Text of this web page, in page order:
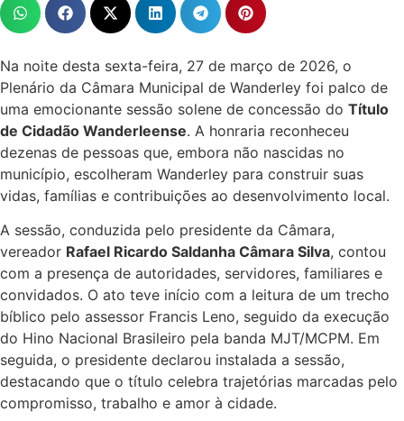
Na noite desta sexta-feira, 27 de março de 2026, o
Plenário da Câmara Municipal de Wanderley foi palco de
uma emocionante sessão solene de concessão do Título
de Cidadão Wanderleense. A honraria reconheceu
dezenas de pessoas que, embora não nascidas no
município, escolheram Wanderley para construir suas
vidas, famílias e contribuições ao desenvolvimento local.
A sessão, conduzida pelo presidente da Câmara,
vereador Rafael Ricardo Saldanha Câmara Silva, contou
com a presença de autoridades, servidores, familiares e
convidados. O ato teve início com a leitura de um trecho
bíblico pelo assessor Francis Leno, seguido da execução
do Hino Nacional Brasileiro pela banda MJT/MCPM. Em
seguida, o presidente declarou instalada a sessão,
destacando que o título celebra trajetórias marcadas pelo
compromisso, trabalho e amor à cidade.